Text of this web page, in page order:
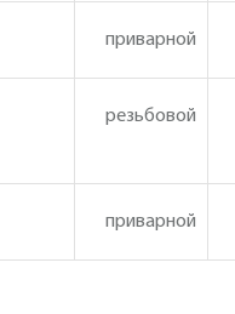
приварной
резьбовой
приварной